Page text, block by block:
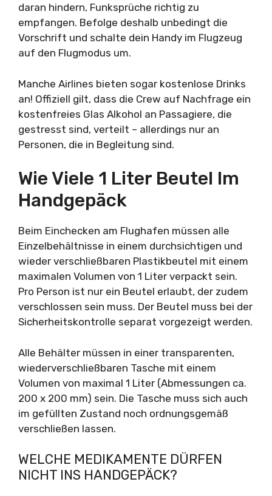
daran hindern, Funksprüche richtig zu
empfangen. Befolge deshalb unbedingt die
Vorschrift und schalte dein Handy im Flugzeug
auf den Flugmodus um.
Manche Airlines bieten sogar kostenlose Drinks
an! Offiziell gilt, dass die Crew auf Nachfrage ein
kostenfreies Glas Alkohol an Passagiere, die
gestresst sind, verteilt – allerdings nur an
Personen, die in Begleitung sind.
Wie Viele 1 Liter Beutel Im
Handgepäck
Beim Einchecken am Flughafen müssen alle
Einzelbehältnisse in einem durchsichtigen und
wieder verschließbaren Plastikbeutel mit einem
maximalen Volumen von 1 Liter verpackt sein.
Pro Person ist nur ein Beutel erlaubt, der zudem
verschlossen sein muss. Der Beutel muss bei der
Sicherheitskontrolle separat vorgezeigt werden.
Alle Behälter müssen in einer transparenten,
wiederverschließbaren Tasche mit einem
Volumen von maximal 1 Liter (Abmessungen ca.
200 x 200 mm) sein. Die Tasche muss sich auch
im gefüllten Zustand noch ordnungsgemäß
verschließen lassen.
WELCHE MEDIKAMENTE DÜRFEN
NICHT INS HANDGEPÄCK?